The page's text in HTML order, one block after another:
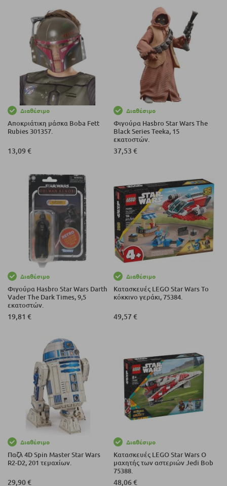
Διαθέσιμο
Αποκριάτικη μάσκα Boba Fett
Rubies 301357.
13,09 €
Διαθέσιμο
Φιγούρα Hasbro Star Wars The
Black Series Teeka, 15
εκατοστών.
37,53 €
Διαθέσιμο
Φιγούρα Hasbro Star Wars Darth
Vader The Dark Times, 9,5
εκατοστών.
19,81 €
Διαθέσιμο
Κατασκευές LEGO Star Wars Το
κόκκινο γεράκι, 75384.
49,57 €
Διαθέσιμο
Παζλ 4D Spin Master Star Wars
R2-D2, 201 τεμαχίων.
29,90 €
Διαθέσιμο
Κατασκευές LEGO Star Wars Ο
μαχητής των αστεριών Jedi Bob
75388.
48,06 €